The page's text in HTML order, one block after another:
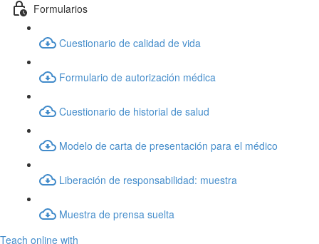
Formularios
Cuestionario de calidad de vida
Formulario de autorización médica
Cuestionario de historial de salud
Modelo de carta de presentación para el médico
Liberación de responsabilidad: muestra
Muestra de prensa suelta
Teach online with